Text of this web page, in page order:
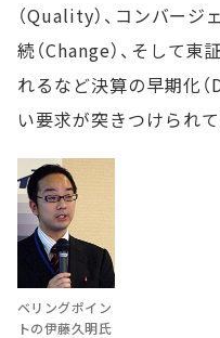
（Quality）、コンバー
続（Change）、そして
れるなど決算の早期化
い要求が突きつけられて
ベリングポイン
トの伊藤久明氏